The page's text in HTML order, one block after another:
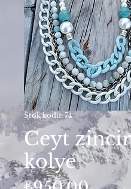
Stok kodu: 74
Ceyt
kolye